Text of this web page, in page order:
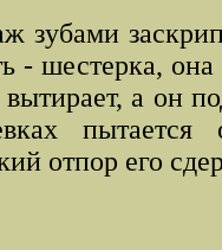
зубами
- шестерка,
вытирает, а он
пытается
отпор его